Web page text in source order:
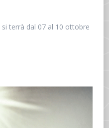
si terrà dal 07 al 10 ottobre